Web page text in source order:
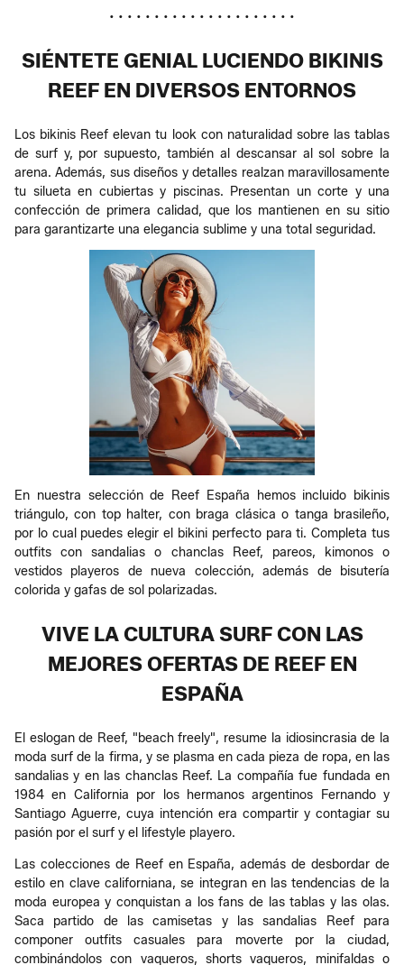
• • • • • • • • • • • • • • • • • • • • •
SIÉNTETE GENIAL LUCIENDO BIKINIS
REEF EN DIVERSOS ENTORNOS
Los bikinis Reef elevan tu look con naturalidad sobre las tablas
de surf y, por supuesto, también al descansar al sol sobre la
arena. Además, sus diseños y detalles realzan maravillosamente
tu silueta en cubiertas y piscinas. Presentan un corte y una
confección de primera calidad, que los mantienen en su sitio
para garantizarte una elegancia sublime y una total seguridad.
En nuestra selección de Reef España hemos incluido bikinis
triángulo, con top halter, con braga clásica o tanga brasileño,
por lo cual puedes elegir el bikini perfecto para ti. Completa tus
outfits con sandalias o chanclas Reef, pareos, kimonos o
vestidos playeros de nueva colección, además de bisutería
colorida y gafas de sol polarizadas.
VIVE LA CULTURA SURF CON LAS
MEJORES OFERTAS DE REEF EN
ESPAÑA
El eslogan de Reef, "beach freely", resume la idiosincrasia de la
moda surf de la firma, y se plasma en cada pieza de ropa, en las
sandalias y en las chanclas Reef. La compañía fue fundada en
1984 en California por los hermanos argentinos Fernando y
Santiago Aguerre, cuya intención era compartir y contagiar su
pasión por el surf y el lifestyle playero.
Las colecciones de Reef en España, además de desbordar de
estilo en clave californiana, se integran en las tendencias de la
moda europea y conquistan a los fans de las tablas y las olas.
Saca partido de las camisetas y las sandalias Reef para
componer outfits casuales para moverte por la ciudad,
combinándolos con vaqueros, shorts vaqueros, minifaldas o